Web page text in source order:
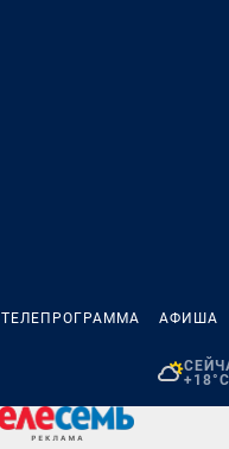
ТЕЛЕПРОГРАММА АФИША
+18°C